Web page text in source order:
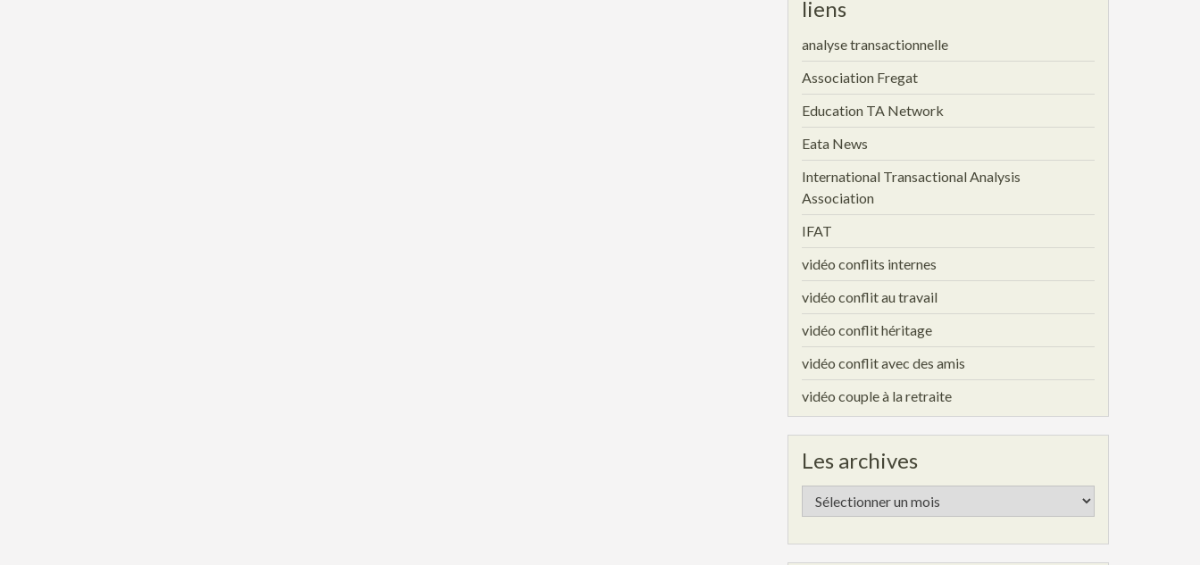
liens
analyse transactionnelle
Association Fregat
Education TA Network
Eata News
International Transactional Analysis
Association
IFAT
vidéo conflits internes
vidéo conflit au travail
vidéo conflit héritage
vidéo conflit avec des amis
vidéo couple à la retraite
Les archives
Les
archives